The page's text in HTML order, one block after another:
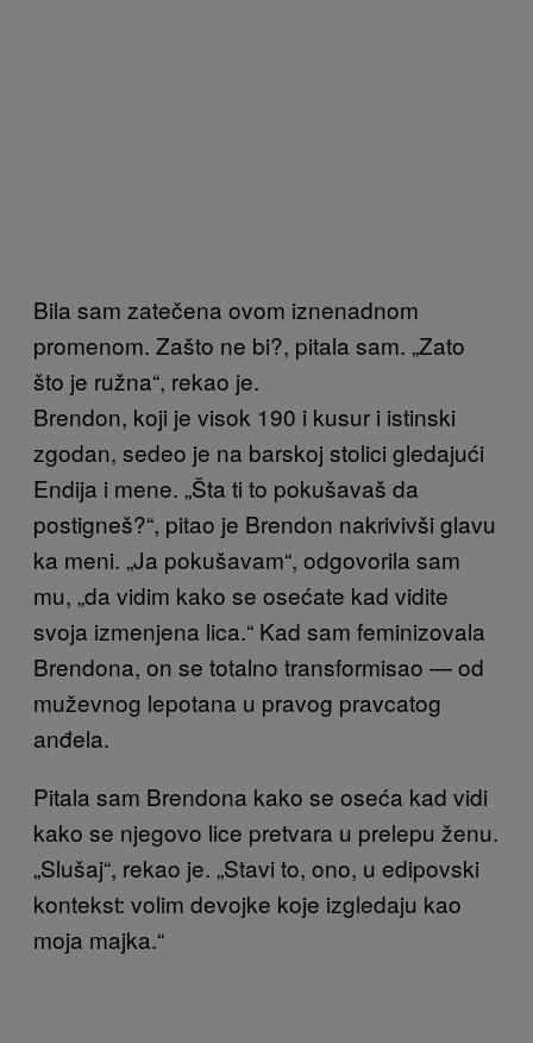
Bila sam zatečena ovom iznenadnom
promenom. Zašto ne bi?, pitala sam. „Zato
što je ružna“, rekao je.
Brendon, koji je visok 190 i kusur i istinski
zgodan, sedeo je na barskoj stolici gledajući
Endija i mene. „Šta ti to pokušavaš da
postigneš?“, pitao je Brendon nakrivivši glavu
ka meni. „Ja pokušavam“, odgovorila sam
mu, „da vidim kako se osećate kad vidite
svoja izmenjena lica.“ Kad sam feminizovala
Brendona, on se totalno transformisao — od
muževnog lepotana u pravog pravcatog
anđela.
Pitala sam Brendona kako se oseća kad vidi
kako se njegovo lice pretvara u prelepu ženu.
„Slušaj“, rekao je. „Stavi to, ono, u edipovski
kontekst: volim devojke koje izgledaju kao
moja majka.“